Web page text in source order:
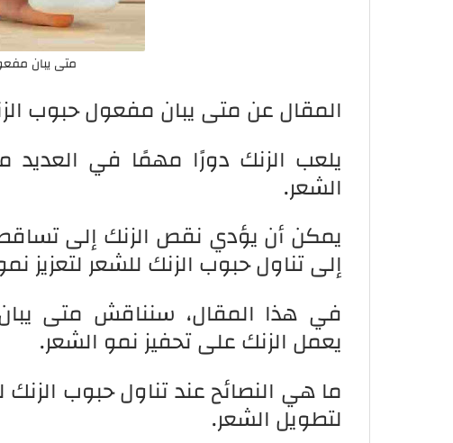
متى يبان
المقال عن متى يبان مفعول حبوب
يلعب الزنك دورًا مهمًا في
الشعر.
يمكن أن يؤدي نقص الزنك إلى تساقط
إلى تناول حبوب الزنك للشعر لتعزيز
في هذا المقال، سنناقش متى
يعمل الزنك على تحفيز نمو الشعر.
ما هي النصائح عند تناول حبوب
لتطويل الشعر.